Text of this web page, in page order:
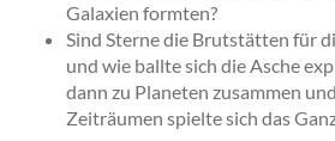
Galaxien formten?
Sind Sterne die Brutstätten für
und wie ballte sich die Asche
dann zu Planeten zusammen
Zeiträumen spielte sich das